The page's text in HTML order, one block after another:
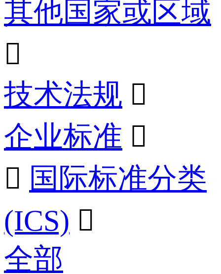
其他国家或区域

技术法规 
企业标准 
 国际标准分类
(ICS) 
全部